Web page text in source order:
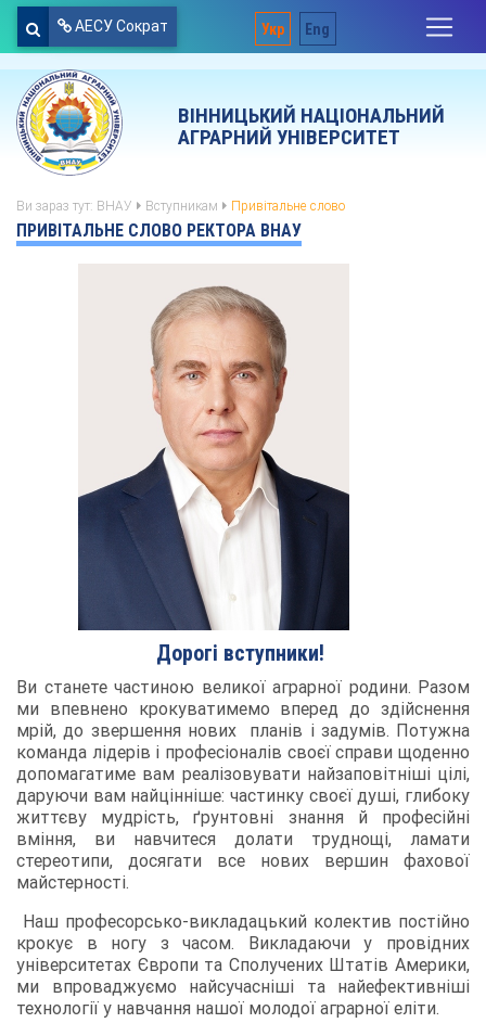
АЕСУ Сократ Укр Eng
ВІННИЦЬКИЙ НАЦІОНАЛЬНИЙ
АГРАРНИЙ УНІВЕРСИТЕТ
Ви зараз тут: ВНАУ Вступникам Привітальне слово
ПРИВІТАЛЬНЕ СЛОВО РЕКТОРА ВНАУ
Дорогі вступники!
Ви станете частиною великої аграрної родини. Разом
ми впевнено крокуватимемо вперед до здійснення
мрій, до звершення нових планів і задумів. Потужна
команда лідерів і професіоналів своєї справи щоденно
допомагатиме вам реалізовувати найзаповітніші цілі,
даруючи вам найцінніше: частинку своєї душі, глибоку
життєву мудрість, ґрунтовні знання й професійні
вміння, ви навчитеся долати труднощі, ламати
стереотипи, досягати все нових вершин фахової
майстерності.
Наш професорсько-викладацький колектив постійно
крокує в ногу з часом. Викладаючи у провідних
університетах Європи та Сполучених Штатів Америки,
ми впроваджуємо найсучасніші та найефективніші
технології у навчання нашої молодої аграрної еліти.